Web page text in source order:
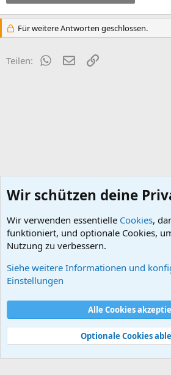
Für weitere Antworten geschlossen.
Teilen: WhatsApp
E-MailLink
DB-Auspuffanlagen
Nutzungsbedingungen
Hilfe und Impressum
Start
R
S
Community platform by XenForo® © 2010-2026
Wir schützen deine
Wir verwenden essentielle Cookies,
funktioniert, und optionale Cookies,
Nutzung zu verbessern.
Siehe weitere Informationen und
Einstellungen
Alle Cookies
Optionale Cookies